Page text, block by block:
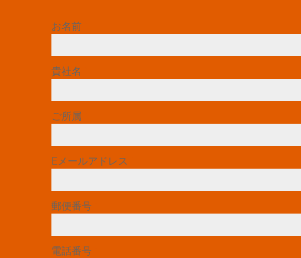
お名前
貴社名
ご所属
Eメールアドレス
郵便番号
電話番号